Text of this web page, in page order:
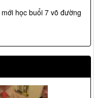
học buổi 7 võ đường
Đ/c phó thủ tướng